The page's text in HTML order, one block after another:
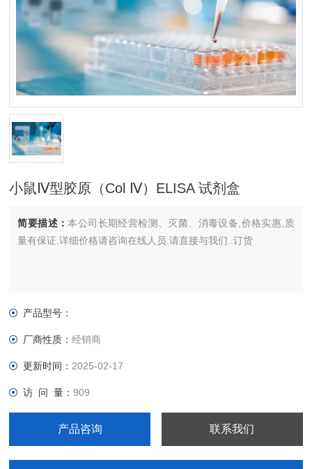
小鼠Ⅳ型胶原（Col Ⅳ）ELISA 试剂盒
简要描述：本公司长期经营检测、灭菌、消毒设备,价格实惠,质
量有保证.详细价格请咨询在线人员.请直接与我们..订货
产品型号：
厂商性质：经销商
更新时间： 2025-02-17
访 问 量：909
产品咨询 联系我们